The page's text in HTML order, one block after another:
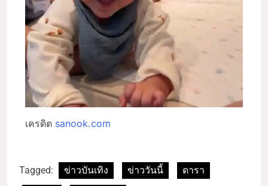
เครดิต sanook.com
Tagged: ข่าวบันเทิง ข่าววันนี้
ดารา